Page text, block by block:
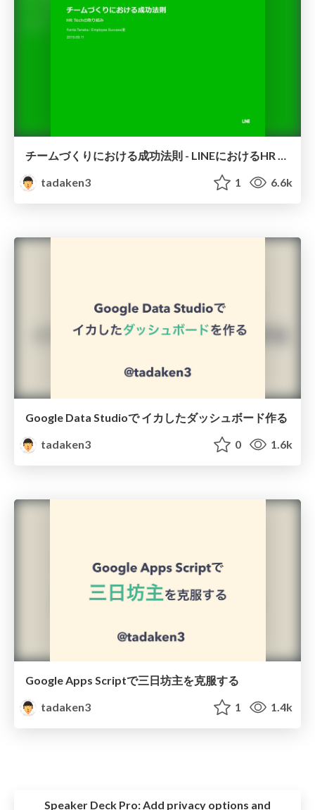
チームづくりにおける成功法則 - LINEにおけるHR Techの取り組み- / people analytics tokyo
tadaken3
1 6.6k
Google Data Studioで イカしたダッシュボード作る
tadaken3
0 1.6k
Google Apps Scriptで三日坊主を克服する
tadaken3
1 1.4k
Speaker Deck Pro:Add privacy options and